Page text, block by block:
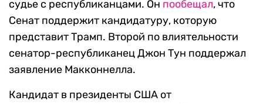
судье с республиканцами. Он пообещал, что
Сенат поддержит кандидатуру, которую
представит Трамп. Второй по влиятельности
сенатор-республиканец Джон Тун поддержал
заявление Макконнелла.
Кандидат в президенты США от